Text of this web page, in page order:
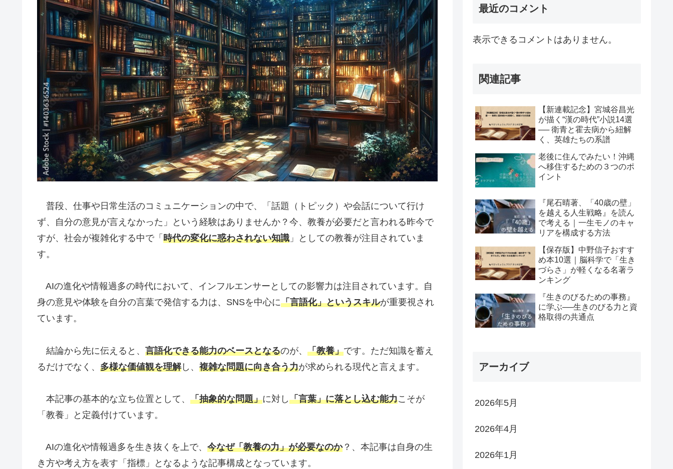
普段、仕事や日常生活のコミュニケーションの中で、「話題（トピック）や会話について行け
ず、自分の意見が言えなかった」という経験はありませんか？今、教養が必要だと言われる昨今で
すが、社会が複雑化する中で「 時代の変化に惑わされない知識 」としての教養が注目されていま
す。
AIの進化や情報過多の時代において、インフルエンサーとしての影響力は注目されています。自
身の意見や体験を自分の言葉で発信する力は、SNSを中心に「言語化」というスキルが重要視され
ています。
結論から先に伝えると、 言語化できる能力のベースとなるのが、 「教養」です。ただ知識を蓄え
るだけでなく、 多様な価値観を理解し、 複雑な問題に向き合う力が求められる現代と言えます。
本記事の基本的な立ち位置として、 「抽象的な問題」に対し「言葉」に落とし込む能力こそが
「教養」と定義付けています。
AIの進化や情報過多を生き抜くを上で、 今なぜ「教養の力」が必要なのか？、本記事は自身の生
き方や考え方を表す「指標」となるような記事構成となっています。
最近のコメント
表示できるコメントはありません。
関連記事
【新連載記念】宮城谷昌光
が描く“漢の時代”小説14選
── 衛青と霍去病から紐解
く、英雄たちの系譜
老後に住んでみたい！沖縄
へ移住するための３つのポ
イント
『尾石晴著、「40歳の壁」
を越える人生戦略』を読ん
で考える｜一生モノのキャ
リアを構成する方法
【保存版】中野信子おすす
め本10選｜脳科学で「生き
づらさ」が軽くなる名著ラ
ンキング
『生きのびるための事務』
に学ぶ──生きのびる力と資
格取得の共通点
アーカイブ
2026年5月
2026年4月
2026年1月